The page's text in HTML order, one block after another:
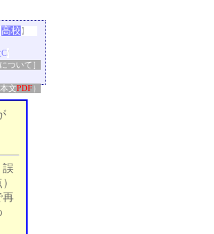
高校 】
/
ついて］
本文PDF）
再